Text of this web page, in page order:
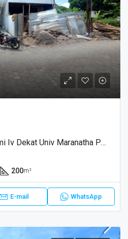
Rumah Baru Ters. Sutami Iv Dekat Univ Maranatha Pasteur Bandung
200m²
E-mail WhatsApp